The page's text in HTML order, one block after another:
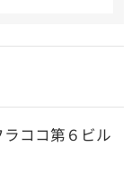
ココ第６ビル